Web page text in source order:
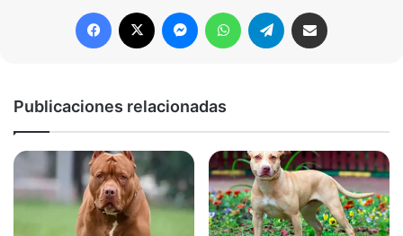
Facebook MessengerWhatsAppTelegram
Publicaciones relacionadas